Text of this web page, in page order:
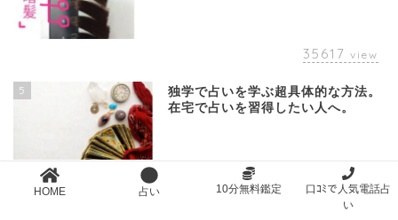
35617 view
5
独学で占いを学ぶ超具体的な方法。
在宅で占いを習得したい人へ。
32921view
HOME 占い 10分無料鑑定
口ｺﾐで人気電話占
い